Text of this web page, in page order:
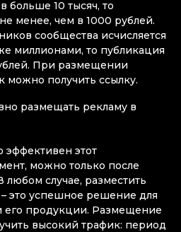
больше 10 тысяч, то
менее, чем в 1000 рублей.
сообщества исчисляется
миллионами, то публикация
При размещении
можно получить ссылку.
размещать рекламу в
эффективен этот
можно только после
случае, разместить
это успешное решение для
продукции. Размещение
высокий трафик: период